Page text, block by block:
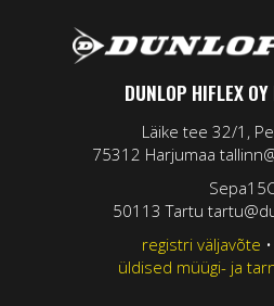
DUNLOP HIFLEX
Läike tee 32/1,
75312 Harjumaa
50113 Tartu
registri väljavõte •
üldised müügi- ja